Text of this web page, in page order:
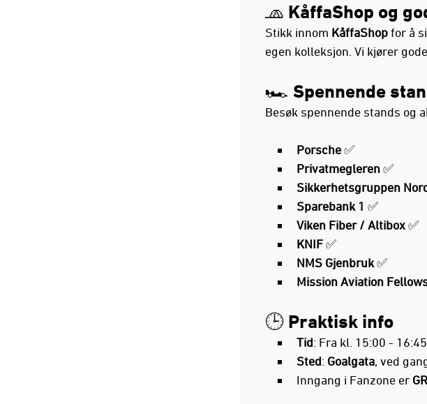
🧢 KåffaShop og
Stikk innom KåffaShopfor å
egen kolleksjon. Vi kjører
🏎️ Spennende
Besøk spennende stands og
Porsche ✅
Privatmegleren ✅
Sikkerhetsgruppen
Sparebank 1 ✅
Viken Fiber / Altibox ✅
KNIF ✅
NMS Gjenbruk ✅
Mission Aviation
🕒 Praktisk info
Tid: Fra kl. 15:00 -
Sted: Goalgata, ved
Inngang i Fanzone er